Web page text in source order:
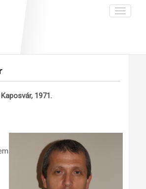
Toggle
Krónika
Emlékművek (feltöltés alatt)
Menekültek
Publikációk
Trianon-kommentár
1971.